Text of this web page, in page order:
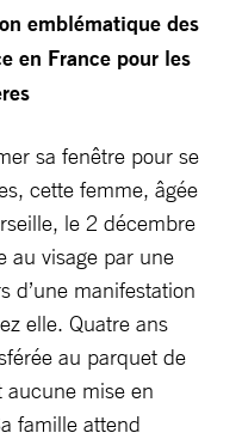
emblématique des
en France pour les
sa fenêtre pour se
cette femme, âgée
le 2 décembre
au visage par une
d’une manifestation
elle. Quatre ans
au parquet de
aucune mise en
famille attend